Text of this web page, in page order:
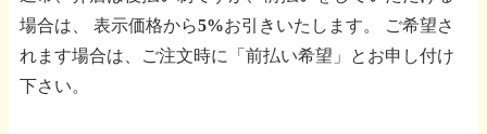
場合は、
表示価格から5%お引きいたします。
ご希望さ
れます場合は、ご注文時に「前払い希望」とお申し付け
下さい。